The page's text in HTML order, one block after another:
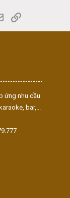
Email
ứng nhu cầu
bar,...